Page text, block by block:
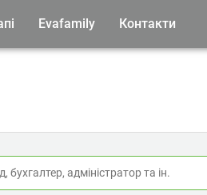
Evafamily Контакти